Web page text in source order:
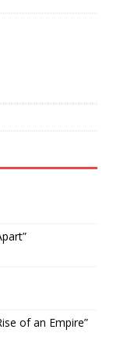
of an Empire”